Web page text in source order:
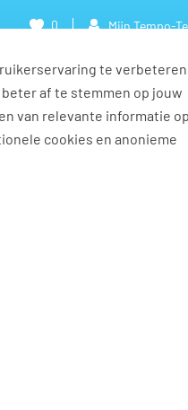
te verbeteren
af te stemmen op jouw
van relevante informatie op
cookies en anonieme
0 Mijn Tempo-